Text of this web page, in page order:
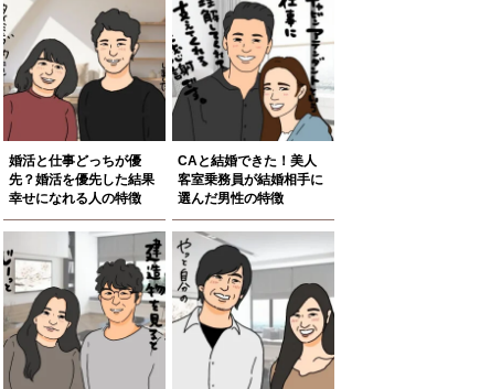
婚活と仕事どっちが優
先？婚活を優先した結果
幸せになれる人の特徴
CAと結婚できた！美人
客室乗務員が結婚相手に
選んだ男性の特徴